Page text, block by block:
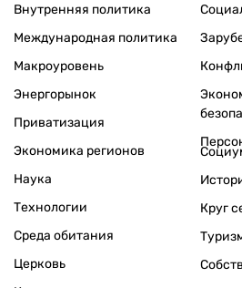
Внутренняя политика
Международная политика
Макроуровень
Энергорынок
Приватизация
Экономика регионов
Наука
Технологии
Среда обитания
Церковь
Круг